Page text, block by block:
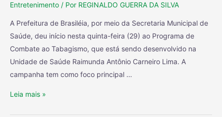
Entretenimento / Por REGINALDO GUERRA DA SILVA
A Prefeitura de Brasiléia, por meio da Secretaria Municipal de
Saúde, deu início nesta quinta-feira (29) ao Programa de
Combate ao Tabagismo, que está sendo desenvolvido na
Unidade de Saúde Raimunda Antônio Carneiro Lima. A
campanha tem como foco principal …
Leia mais »